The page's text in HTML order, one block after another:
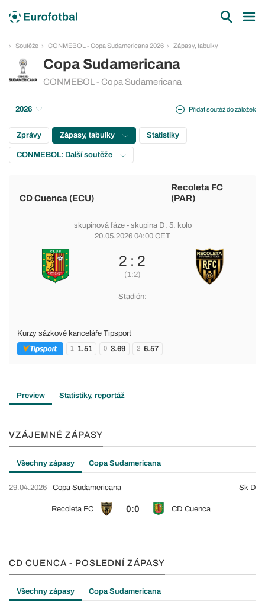
Soutěže CONMEBOL - Copa Sudamericana 2026 Zápasy, tabulky
Copa Sudamericana
CONMEBOL - Copa Sudamericana
Přidat soutěž do záložek
2026
Zprávy Zápasy, tabulky Statistiky
CONMEBOL: Další soutěže
CD Cuenca (ECU)
Recoleta FC
(PAR)
skupinová fáze- skupina D, 5. kolo
20.05.2026 04:00 CET
2 : 2
(1:2)
Stadión:
Kurzy sázkové kanceláře Tipsport
1 1.51 0 3.69 2 6.57
Preview Statistiky, reportáž
VZÁJEMNÉ ZÁPASY
Všechny zápasy Copa Sudamericana
29.04.2026
Recoleta FC 0:0 CD Cuenca
Copa Sudamericana Sk D
CD CUENCA - POSLEDNÍ ZÁPASY
Všechny zápasy Copa Sudamericana